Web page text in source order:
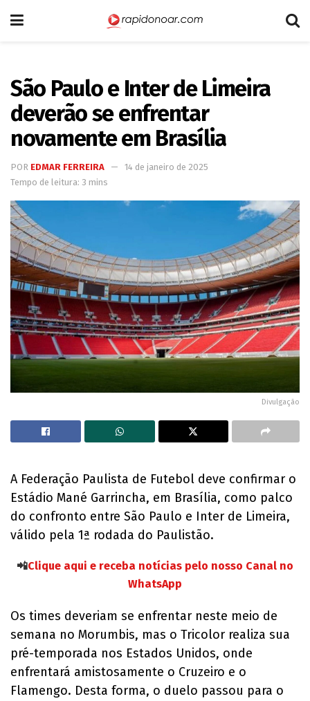
São Paulo e Inter de Limeira
deverão se enfrentar
novamente em Brasília
POR EDMAR FERREIRA
14 de janeiro de 2025
Tempo de leitura: 3 mins
Divulgação
A Federação Paulista de Futebol deve confirmar o
Estádio Mané Garrincha, em Brasília, como palco
do confronto entre São Paulo e Inter de Limeira,
válido pela 1ª rodada do Paulistão.
📲Clique aqui e receba notícias pelo nosso Canal no
WhatsApp
Os times deveriam se enfrentar neste meio de
semana no Morumbis, mas o Tricolor realiza sua
pré-temporada nos Estados Unidos, onde
enfrentará amistosamente o Cruzeiro e o
Flamengo. Desta forma, o duelo passou para o